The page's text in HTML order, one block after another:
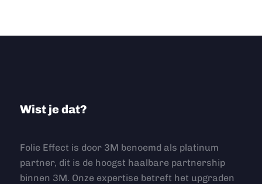
Wist je dat?
Folie Effect is door 3M benoemd als platinum
partner, dit is de hoogst haalbare partnership
binnen 3M. Onze expertise betreft het upgraden